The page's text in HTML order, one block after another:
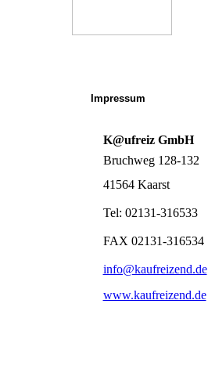
Impressum
K@ufreiz GmbH
Bruchweg 128-132
41564 Kaarst
Tel: 02131-316533
FAX 02131-316534
info@kaufreizend.de
www.kaufreizend.de